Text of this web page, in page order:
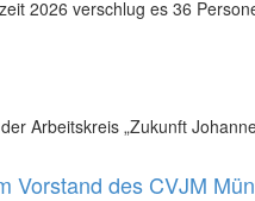
2026 verschlug es 36
Arbeitskreis „Zukunft
Vorstand des CVJM